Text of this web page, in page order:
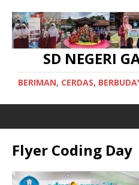
SD NEGERI
BERIMAN, CERDAS,
Flyer Coding Day